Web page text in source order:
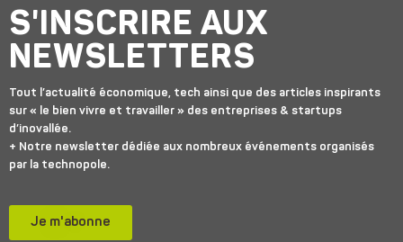
S'INSCRIRE AUX
NEWSLETTERS
Tout l’actualité économique, tech ainsi que des articles inspirants
sur « le bien vivre et travailler » des entreprises & startups
d’inovallée.
+ Notre newsletter dédiée aux nombreux événements organisés
par la technopole.
Je m'abonne